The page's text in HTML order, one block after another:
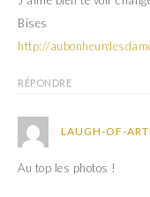
Bises
http://
RÉPONDRE
LAUGH-OF-
Au top les photos !